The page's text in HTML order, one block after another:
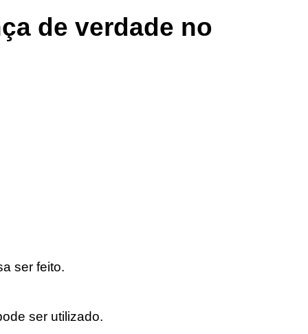
de verdade no
ser feito.
ser utilizado.